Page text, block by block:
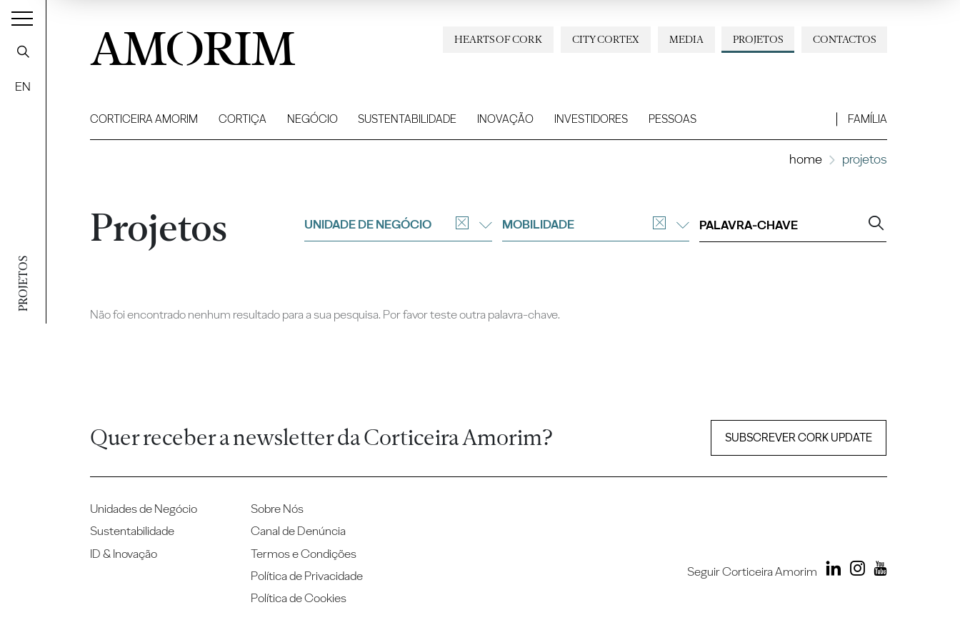
PROJETOS
EN
AMORIM CONTACTOS
PROJETOS
MEDIA
CITY CORTEX
HEARTS OF CORK
CORTICEIRA AMORIM CORTIÇA NEGÓCIO SUSTENTABILIDADE INOVAÇÃO INVESTIDORES PESSOAS FAMÍLIA
home projetos
Projetos UNIDADE DE NEGÓCIO MOBILIDADE
Não foi encontrado nenhum resultado para a sua pesquisa. Por favor teste outra palavra-chave.
Quer receber a newsletter da Corticeira Amorim? SUBSCREVER CORK UPDATE
Unidades de Negócio
Sustentabilidade
ID & Inovação
Sobre Nós
Canal de Denúncia
Termos e Condições
Política de Privacidade
Política de Cookies
Seguir Corticeira Amorim